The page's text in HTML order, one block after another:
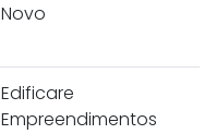
Novo
Edificare
Empreendimentos